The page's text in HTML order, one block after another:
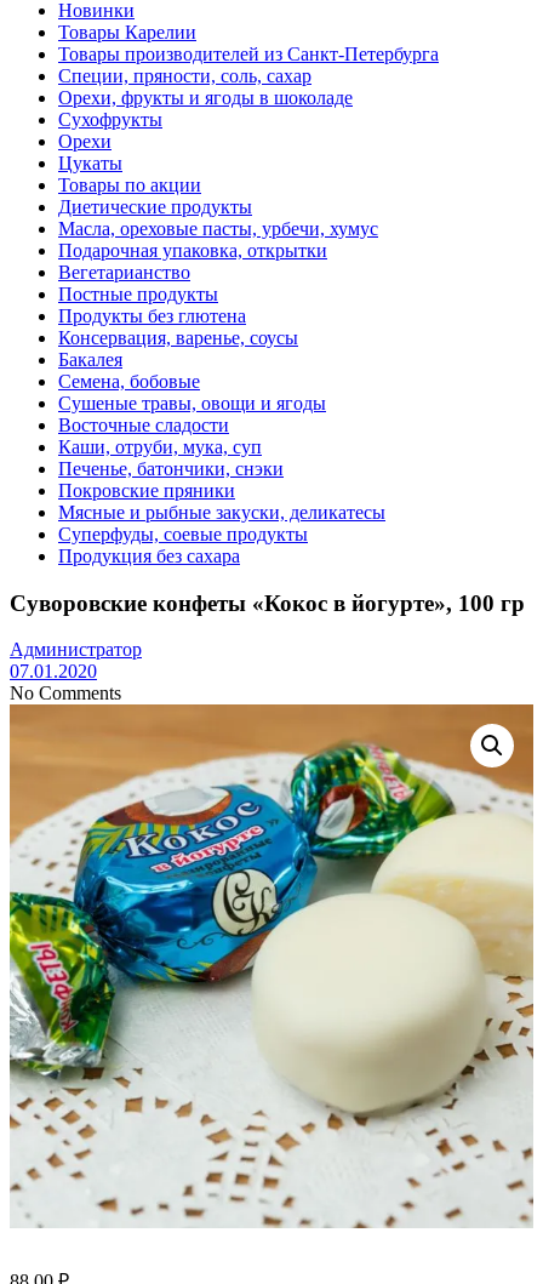
Новинки
Товары Карелии
Товары производителей из Санкт-Петербурга
Специи, пряности, соль, сахар
Орехи, фрукты и ягоды в шоколаде
Сухофрукты
Орехи
Цукаты
Товары по акции
Диетические продукты
Масла, ореховые пасты, урбечи, хумус
Подарочная упаковка, открытки
Вегетарианство
Постные продукты
Продукты без глютена
Консервация, варенье, соусы
Бакалея
Семена, бобовые
Сушеные травы, овощи и ягоды
Восточные сладости
Каши, отруби, мука, суп
Печенье, батончики, снэки
Покровские пряники
Мясные и рыбные закуски, деликатесы
Суперфуды, соевые продукты
Продукция без сахара
Суворовские конфеты «Кокос в йогурте», 100 гр
Администратор
07.01.2020
No Comments